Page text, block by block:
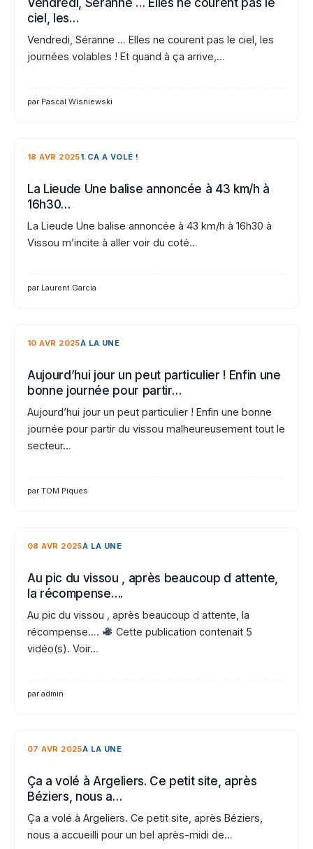
ciel, les…
Vendredi, Séranne … Elles ne courent pas le ciel, les
journées volables ! Et quand à ça arrive,…
par Pascal Wisniewski
18 AVR 20251.CA A VOLÉ !
La Lieude Une balise annoncée à 43 km/h à
16h30…
La Lieude Une balise annoncée à 43 km/h à 16h30 à
Vissou m’incite à aller voir du coté…
par Laurent Garcia
10 AVR 2025À LA UNE
Aujourd’hui jour un peut particulier ! Enfin une
bonne journée pour partir…
Aujourd’hui jour un peut particulier ! Enfin une bonne
journée pour partir du vissou malheureusement tout le
secteur…
par TOM Piques
08 AVR 2025À LA UNE
Au pic du vissou , après beaucoup d attente,
la récompense….
Au pic du vissou , après beaucoup d attente, la
récompense….
Cette publication contenait 5
vidéo(s). Voir…
par admin
07 AVR 2025À LA UNE
Ça a volé à Argeliers. Ce petit site, après
Béziers, nous a…
Ça a volé à Argeliers. Ce petit site, après Béziers,
nous a accueilli pour un bel après-midi de…